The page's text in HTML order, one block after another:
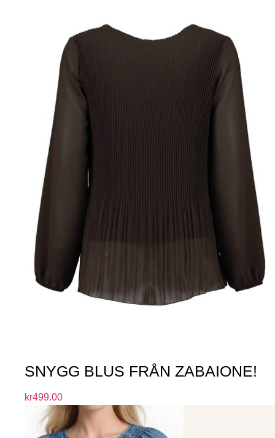
SNYGG BLUS FRÅN ZABAIONE!
kr499.00